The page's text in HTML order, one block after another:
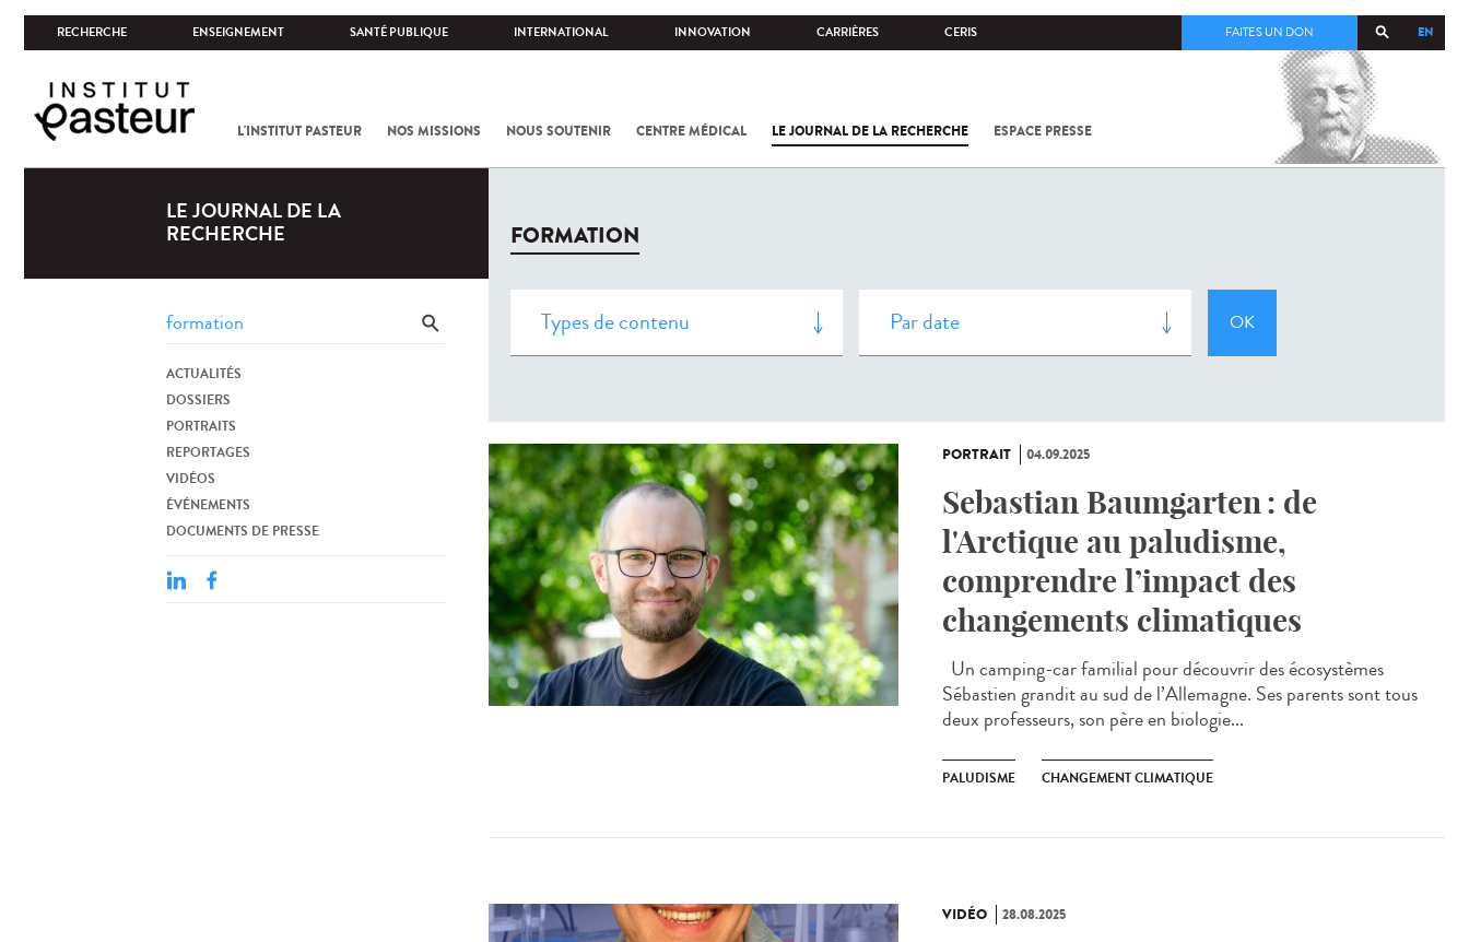
RECHERCHE ENSEIGNEMENT SANTÉ PUBLIQUE INTERNATIONAL INNOVATION CARRIÈRES CERIS EN
FAITES UN DON
L'INSTITUT PASTEUR NOS MISSIONS NOUS SOUTENIR CENTRE MÉDICAL LE JOURNAL DE LA RECHERCHE ESPACE PRESSE
COV-2 /
LE JOURNAL DE LA
RECHERCHE
ACTUALITÉS
DOSSIERS
PORTRAITS
REPORTAGES
VIDÉOS
ÉVÉNEMENTS
DOCUMENTS DE PRESSE
FORMATION
PORTRAIT 04.09.2025
Sebastian Baumgarten : de
l'Arctique au paludisme,
comprendre l’impact des
changements climatiques
Un camping-car familial pour découvrir des écosystèmes
Sébastien grandit au sud de l’Allemagne. Ses parents sont tous
deux professeurs, son père en biologie...
PALUDISME CHANGEMENT CLIMATIQUE
VIDÉO 28.08.2025